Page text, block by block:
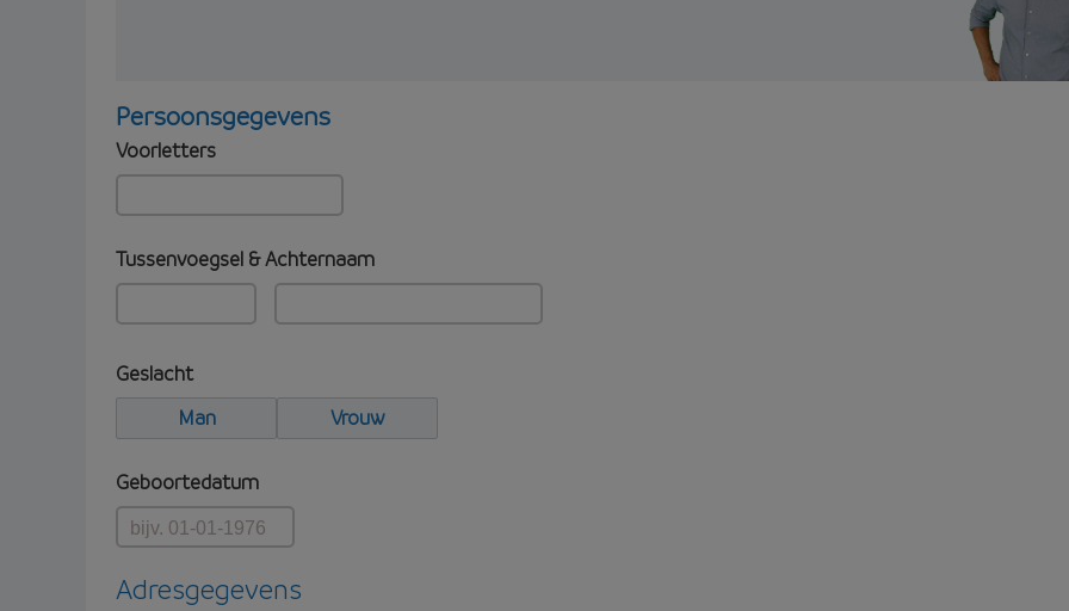
Persoonsgegevens
Voorletters
Tussenvoegsel & Achternaam
Geslacht
Man
Vrouw
Geboortedatum
Adresgegevens